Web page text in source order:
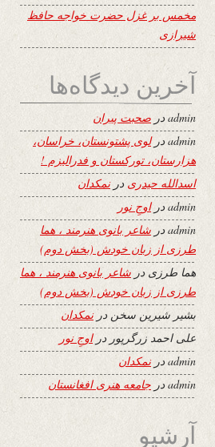
مخمس بر غزل حضرت خواجه حافظ
شیرازی
آخرین دیدگاه‌ها
adminدر صحبت پیران
admin درلوی پشتونستان، خراسان،
هزارستان، تورکستان و فدرالیزم !
اسدالله حیدری درنمکدان
adminدراوجِ نور
adminدر شاعر بانوی هنرمند ، هما
طرزی از زبان خودش (بخش دوم)
هما طرزی در شاعر بانوی هنرمند ، هما
طرزی از زبان خودش (بخش دوم)
بشیر شیرین سخن درنمکدان
علی احمد زرگرپور دراوجِ نور
adminدرنمکدان
admin در جامعه هنری افغانستان
آرشیو